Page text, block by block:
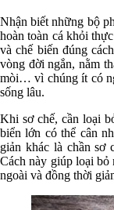
Nhận biết những bộ
hoàn toàn cá khỏi
và chế biến đúng
vòng đời ngắn, nằm
mòi… vì chúng ít có
sống lâu.
Khi sơ chế, cần loại
biển lớn có thể cân
giản khác là chần sơ
Cách này giúp loại bỏ
ngoài và đồng thời